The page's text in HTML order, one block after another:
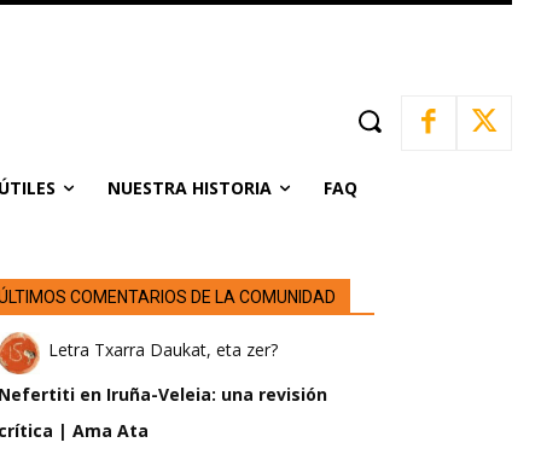
NUESTRA HISTORIA FAQ
COMENTARIOS DE LA COMUNIDAD
Letra Txarra Daukat, eta zer?
en Iruña-Veleia: una revisión
| Ama Ata